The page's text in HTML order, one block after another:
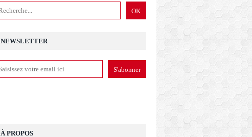
NEWSLETTER
À PROPOS